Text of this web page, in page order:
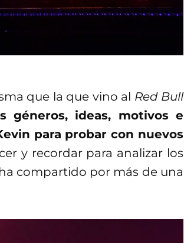
que la que vino al Red Bull
géneros, ideas, motivos e
para probar con nuevos
y recordar para analizar los
compartido por más de una